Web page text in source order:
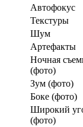
Автофокус
Текстуры
Шум
Артефакты
Ночная
(фото)
Зум (фото)
Боке (фото)
Широкий
(фото)